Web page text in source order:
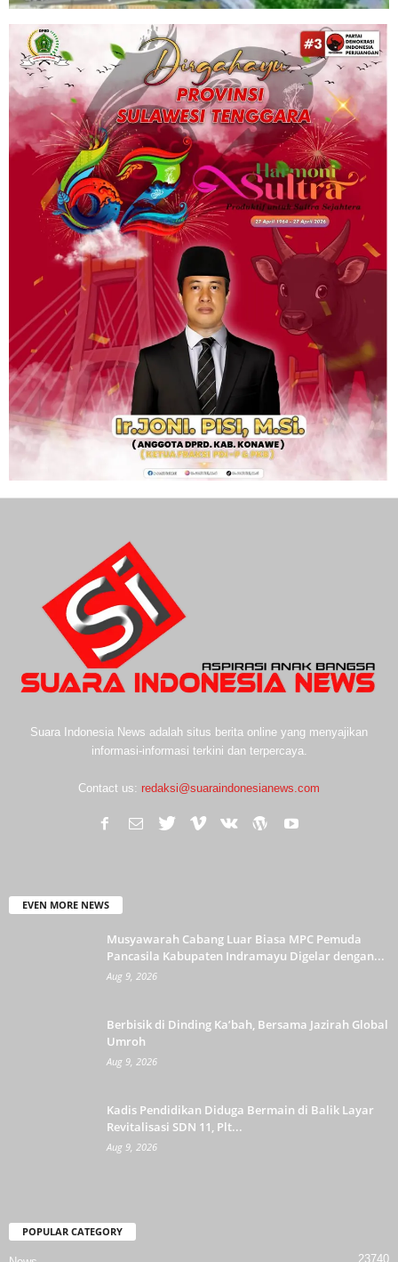
Suara Indonesia News adalah situs berita online yang menyajikan
informasi-informasi terkini dan terpercaya.
Contact us: redaksi@suaraindonesianews.com
EVEN MORE NEWS
Musyawarah Cabang Luar Biasa MPC Pemuda
Pancasila Kabupaten Indramayu Digelar dengan...
Aug 9, 2026
Berbisik di Dinding Ka’bah, Bersama Jazirah Global
Umroh
Aug 9, 2026
Kadis Pendidikan Diduga Bermain di Balik Layar
Revitalisasi SDN 11, Plt...
Aug 9, 2026
POPULAR CATEGORY
23740